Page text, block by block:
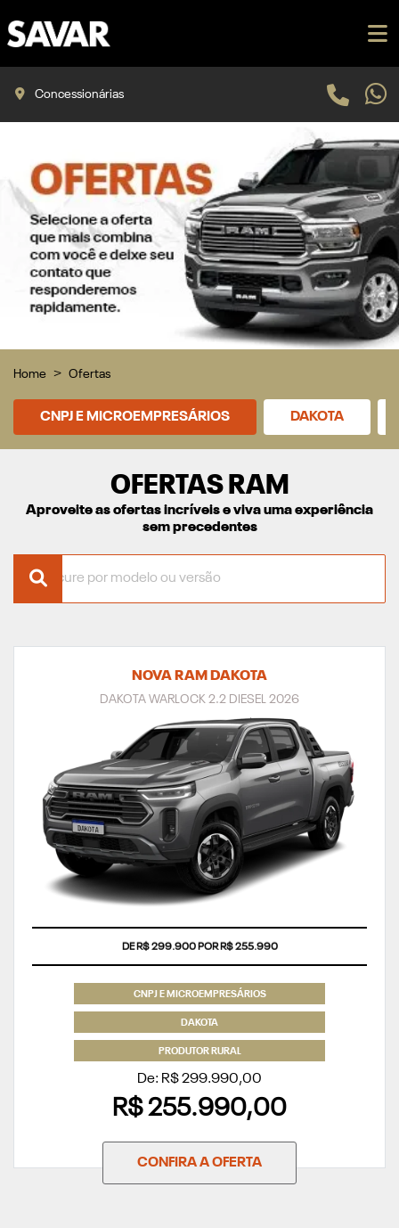
Concessionárias
Home Ofertas
CNPJ E MICROEMPRESÁRIOS DAKOTA
OFERTAS RAM
Aproveite as ofertas incríveis e viva uma experiência
sem precedentes
NOVA RAM DAKOTA
DAKOTA WARLOCK 2.2 DIESEL 2026
COM USADO NA TROCA
CNPJ E MICROEMPRESÁRIOS
DAKOTA
PRODUTOR RURAL
De: R$ 299.990,00
R$ 255.990,00
CONFIRA A OFERTA